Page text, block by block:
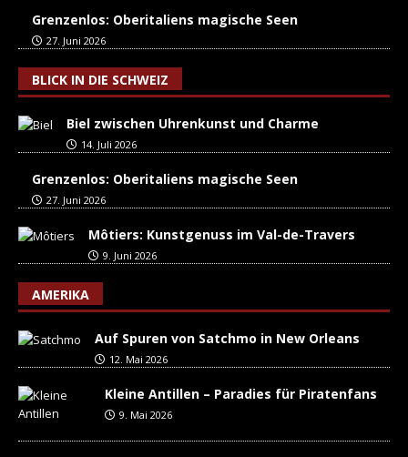
Grenzenlos: Oberitaliens magische Seen
27. Juni 2026
BLICK IN DIE SCHWEIZ
Biel zwischen Uhrenkunst und Charme
14. Juli 2026
Grenzenlos: Oberitaliens magische Seen
27. Juni 2026
Môtiers: Kunstgenuss im Val-de-Travers
9. Juni 2026
AMERIKA
Auf Spuren von Satchmo in New Orleans
12. Mai 2026
Kleine Antillen – Paradies für Piratenfans
9. Mai 2026